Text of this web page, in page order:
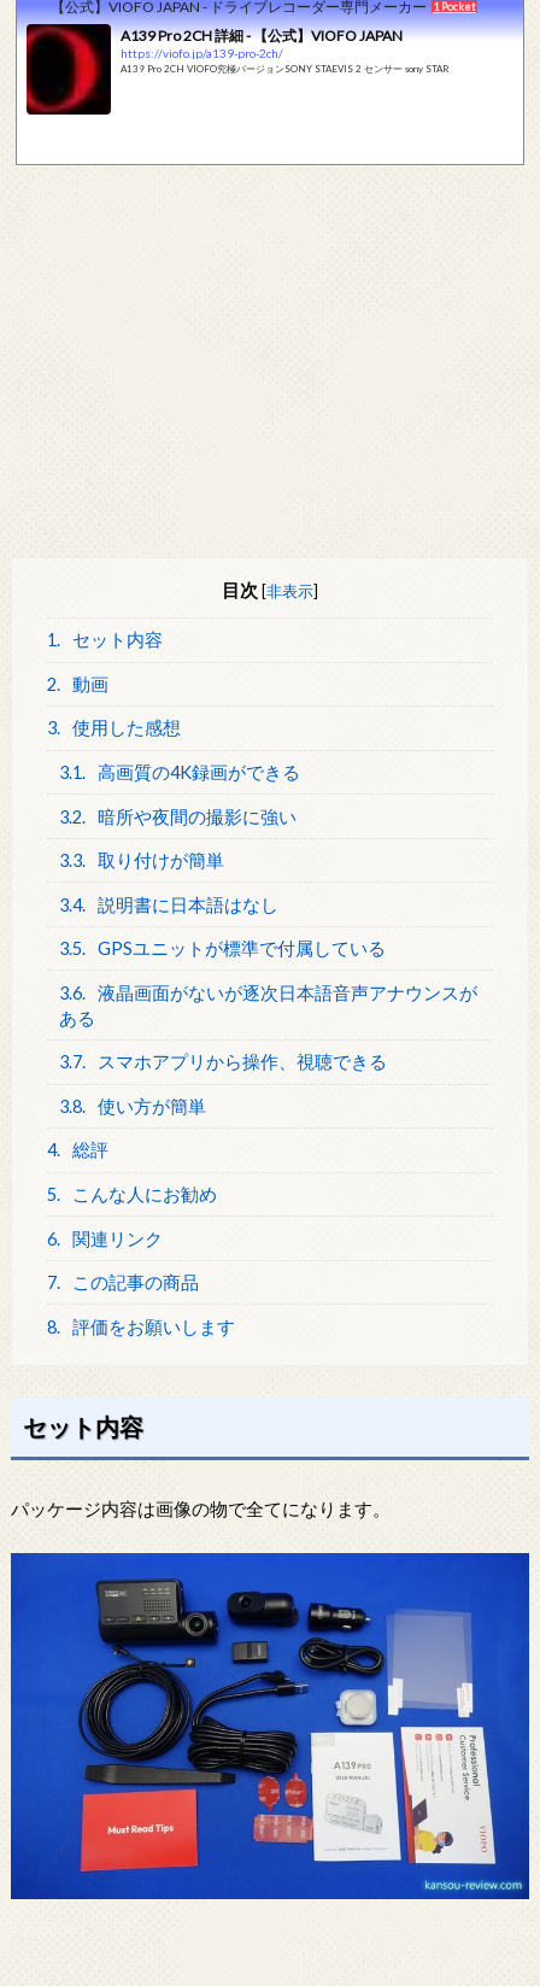
【公式】VIOFO JAPAN - ドライブレコーダー専門メーカー 1 Pocket
A139 Pro 2CH 詳細 - 【公式】VIOFO JAPAN
https://viofo.jp/a139-pro-2ch/
A139 Pro 2CH VIOFO究極バージョンSONY STAEVIS 2 センサー sony STAR
目次 [非表示]
1. セット内容
2. 動画
3. 使用した感想
3.1. 高画質の4K録画ができる
3.2. 暗所や夜間の撮影に強い
3.3. 取り付けが簡単
3.4. 説明書に日本語はなし
3.5. GPSユニットが標準で付属している
3.6. 液晶画面がないが逐次日本語音声アナウンスが
ある
3.7. スマホアプリから操作、視聴できる
3.8. 使い方が簡単
4. 総評
5. こんな人にお勧め
6. 関連リンク
7. この記事の商品
8. 評価をお願いします
セット内容
パッケージ内容は画像の物で全てになります。